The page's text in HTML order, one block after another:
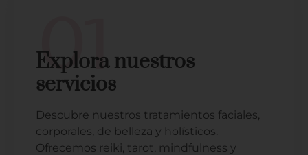
01
Explora nuestros
servicios
Descubre nuestros tratamientos faciales,
corporales, de belleza y holísticos.
Ofrecemos reiki, tarot, mindfulness y